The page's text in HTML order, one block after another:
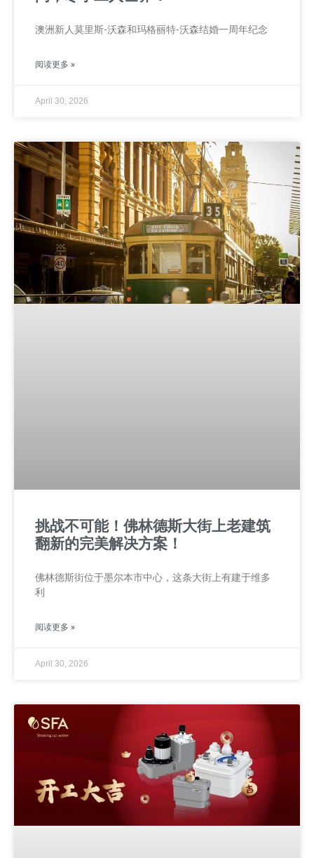
澳洲新人莫里斯-沃森和玛格丽特-沃森结婚一周年纪念
阅读更多 »
April 30, 2026
挑战不可能！佛林德斯大街上老建筑
翻新的完美解决方案！
佛林德斯街位于墨尔本市中心，这条大街上有建于维多
利
阅读更多 »
April 30, 2026